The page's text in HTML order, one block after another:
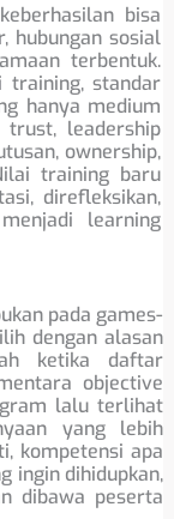
bisa
hubungan sosial
terbentuk.
training, standar
hanya medium
trust, leadership
ownership,
training baru
direfleksikan,
learning
pada games-
dengan alasan
ketika daftar
objective
lalu terlihat
yang lebih
kompetensi apa
ingin dihidupkan,
dibawa peserta